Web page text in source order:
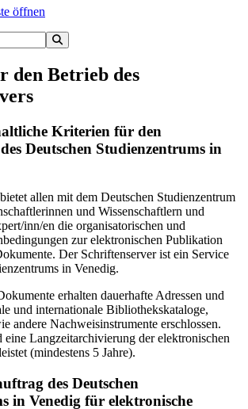
öffnen
den Betrieb des
Kriterien für den
Deutschen Studienzentrums in
allen mit dem Deutschen Studienzentrum
und Wissenschaftlern und
inn/en die organisatorischen und
zur elektronischen Publikation
Der Schriftenserver ist ein Service
in Venedig.
erhalten dauerhafte Adressen und
und internationale Bibliothekskataloge,
andere Nachweisinstrumente erschlossen.
Langzeitarchivierung der elektronischen
(mindestens 5 Jahre).
des Deutschen
in Venedig für elektronische